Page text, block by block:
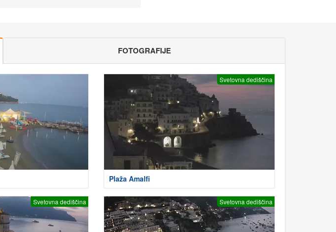
FOTOGRAFIJE
Svetovna dediščina
Plaža Amalfi
Svetovna dediščina Svetovna dediščina